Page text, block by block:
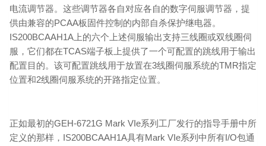
电流调节器。这些调节器各自对应各自的数字伺服调节器，提
供由兼容的PCAA板固件控制的内部自杀保护继电器。
IS200BCAAH1A上的六个上述伺服输出支持三线圈或双线圈伺
服，它们都在TCAS端子板上提供了一个可配置的跳线用于输出
配置目的。该可配置跳线用于放置在3线圈伺服系统的TMR指定
位置和2线圈伺服系统的开路指定位置。
正如最初的GEH-6721G Mark VIe系列工厂发行的指导手册中所
定义的那样，IS200BCAAH1A具有Mark VIe系列中所有I/O包通